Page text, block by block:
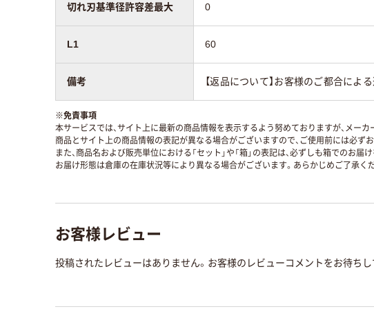
切れ刃基準径許容差最大 0
L1 60
備考 【返品について】お客様のご都合によ
※免責事項
本サービスでは、サイト上に最新の商品情報を表示するよう努めておりますが、メーカ
商品とサイト上の商品情報の表記が異なる場合がございますので、ご使用前には必ず
また、商品名および販売単位における「セット」や「箱」の表記は、必ずしも箱でのお届
お届け形態は倉庫の在庫状況等により異なる場合がございます。あらかじめご了承くだ
お客様レビュー
投稿されたレビューはありません。お客様のレビューコメントをお待ちし